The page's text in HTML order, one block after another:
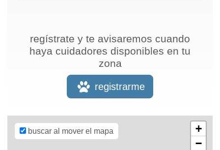
regístrate y te avisaremos cuando
haya cuidadores disponibles en tu
zona
registrarme
buscar al mover el mapa
+
−
OpenStreetMap
CC-BY-SA